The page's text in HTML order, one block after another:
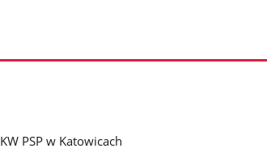
KW PSP w Katowicach